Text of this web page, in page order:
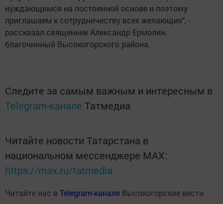
нуждающимся на постоянной основе и поэтому
приглашаем к сотрудничеству всех желающих", -
рассказал священник Александр Ермолин,
благочинный Высокогорского района.
Следите за самым важным и интересным в
Telegram-канале Татмедиа
Читайте новости Татарстана в
национальном мессенджере MАХ:
https://max.ru/tatmedia
Читайте нас в Telegram-канале Высокогорские вести